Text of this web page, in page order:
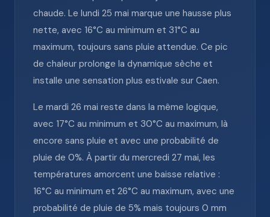
chaude. Le lundi 25 mai marque une hausse plus
nette, avec 16°C au minimum et 31°C au
maximum, toujours sans pluie attendue. Ce pic
de chaleur prolonge la dynamique sèche et
installe une sensation plus estivale sur Caen.
Le mardi 26 mai reste dans la même logique,
avec 17°C au minimum et 30°C au maximum, là
encore sans pluie et avec une probabilité de
pluie de 0%. À partir du mercredi 27 mai, les
températures amorcent une baisse relative :
16°C au minimum et 26°C au maximum, avec une
probabilité de pluie de 5% mais toujours 0 mm